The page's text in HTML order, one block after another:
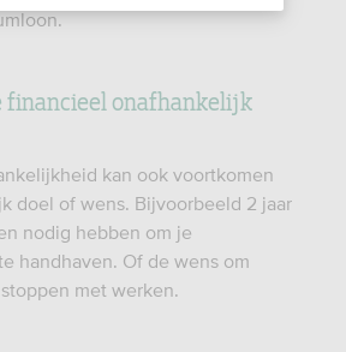
financieel onafhankelijk
kan ook voortkomen
doel of wens. Bijvoorbeeld 2 jaar
nodig hebben om je
handhaven. Of de wens om
met werken.